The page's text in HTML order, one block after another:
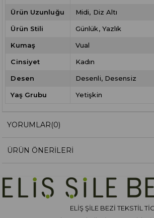
Ürün Uzunluğu Midi Diz Altı
Ürün Stili Günlük Yazlık
Kumaş Vual
Cinsiyet Kadın
Desen Desenli Desensiz
Yaş Grubu Yetişkin
YORUMLAR(0)
ÜRÜN ÖNERILERI
ELİŞ ŞİLE BEZİ TEKSTİL TİC.